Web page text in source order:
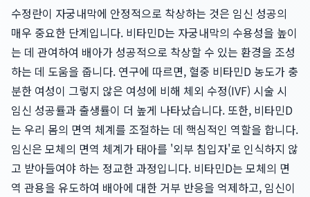
수정란이 자궁내막에 안정적으로 착상하는 것은 임신 성공의
매우 중요한 단계입니다. 비타민D는 자궁내막의 수용성을 높이
는 데 관여하여 배아가 성공적으로 착상할 수 있는 환경을 조성
하는 데 도움을 줍니다. 연구에 따르면, 혈중 비타민D 농도가 충
분한 여성이 그렇지 않은 여성에 비해 체외 수정(IVF) 시술 시
임신 성공률과 출생률이 더 높게 나타났습니다. 또한, 비타민D
는 우리 몸의 면역 체계를 조절하는 데 핵심적인 역할을 합니다.
임신은 모체의 면역 체계가 태아를 '외부 침입자'로 인식하지 않
고 받아들여야 하는 정교한 과정입니다. 비타민D는 모체의 면
역 관용을 유도하여 배아에 대한 거부 반응을 억제하고, 임신이